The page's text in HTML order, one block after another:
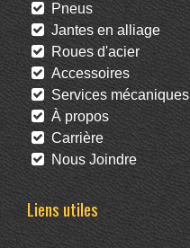
Pneus
Jantes en alliage
Roues d'acier
Accessoires
Services mécaniques
À propos
Carrière
Nous Joindre
Liens utiles